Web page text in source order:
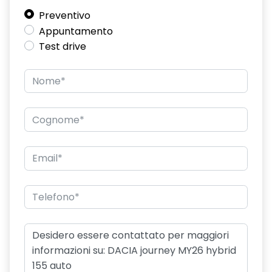
Commutatore airbag passeggero
Commutazione automatica abbaglianti/anabbaglianti
Design cerchi in lega diamantati TAGASAN
Driver Display digitale personalizzabile da 7"
Eco Mode, Start and Stop e indicatore di cambiamento
velocità
Emergency call soggetto alla disponibilità di rete
compatibile 2G/3G o 4G/5G in base al veicolo
Ganci Isofix sui posti laterali sul retro
Preventivo
Appuntamento
Test drive